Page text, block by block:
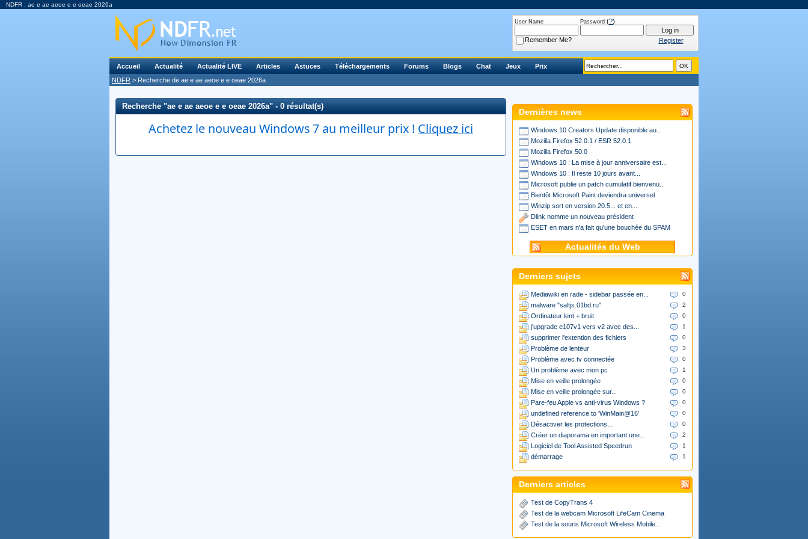
NDFR : ae e ae aeoe e e oeae 2026a
Accueil Actualité Actualité LIVE Articles Astuces Téléchargements Forums Blogs Chat Jeux
Prix
NDFR > Recherche de ae e ae aeoe e e oeae 2026a
User Name Password (?)
Remember Me? Register
Recherche "ae e ae aeoe e e oeae 2026a" - 0 résultat(s)
Achetez le nouveau Windows 7 au meilleur prix ! Cliquez ici
Dernières news
Windows 10 Creators Update disponible au...
Mozilla Firefox 52.0.1 / ESR 52.0.1
Mozilla Firefox 50.0
Windows 10 : La mise à jour anniversaire est...
Windows 10 : Il reste 10 jours avant...
Microsoft publie un patch cumulatif bienvenu...
Bientôt Microsoft Paint deviendra universel
Winzip sort en version 20.5... et en...
Dlink nomme un nouveau président
ESET en mars n'a fait qu'une bouchée du SPAM
Actualités du Web
Derniers sujets
0
Mediawiki en rade - sidebar passée en...
2
malware "saltjs.01bd.ru"
0
Ordinateur lent + bruit
1
j'upgrade e107v1 vers v2 avec des...
0
supprimer l'extention des fichiers
3
Problème de lenteur
0
Problème avec tv connectée
1
Un problème avec mon pc
0
Mise en veille prolongée
0
Mise en veille prolongée sur...
0
Pare-feu Apple vs anti-virus Windows ?
0
undefined reference to 'WinMain@16'
0
Désactiver les protections...
2
Créer un diaporama en important une...
1
Logiciel de Tool Assisted Speedrun
1
démarrage
Derniers articles
Test de CopyTrans 4
Test de la webcam Microsoft LifeCam Cinema
Test de la souris Microsoft Wireless Mobile...